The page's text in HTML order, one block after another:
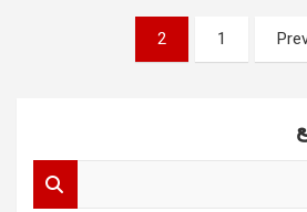
1
2